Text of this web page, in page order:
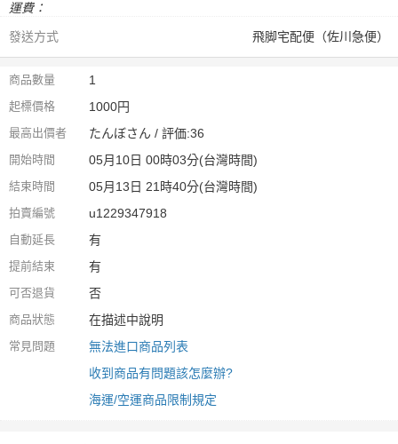
運費：
發送方式
飛脚宅配便（佐川急便）
商品數量 1
起標價格 1000円
最高出價者 たんぼさん / 評価:36
開始時間 05月10日 00時03分(台灣時間)
結束時間 05月13日 21時40分(台灣時間)
拍賣編號 u1229347918
自動延長 有
提前結束 有
可否退貨 否
商品狀態 在描述中說明
常見問題
無法進口商品列表
收到商品有問題該怎麼辦?
海運/空運商品限制規定